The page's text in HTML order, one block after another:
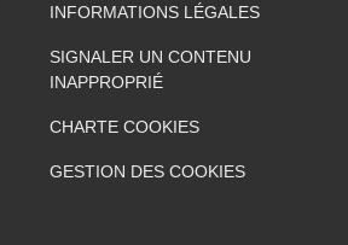
INFORMATIONS LÉGALES
SIGNALER UN CONTENU
INAPPROPRIÉ
CHARTE COOKIES
GESTION DES COOKIES